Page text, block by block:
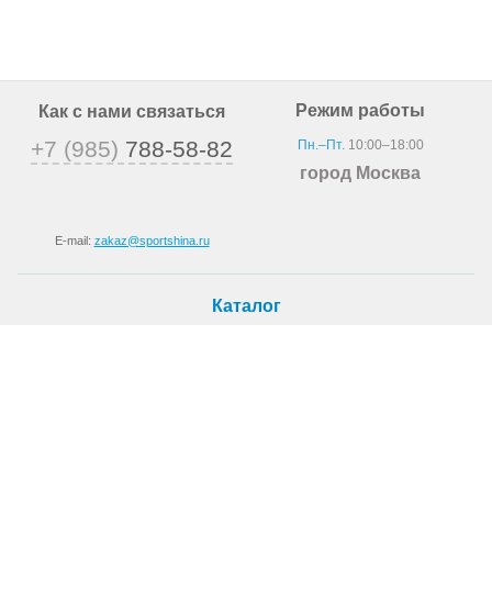
Как с нами связаться
+7 (985) 788-58-82
E-mail: zakaz@sportshina.ru
Режим работы
Пн.–Пт.10:00–18:00
город Москва
Каталог